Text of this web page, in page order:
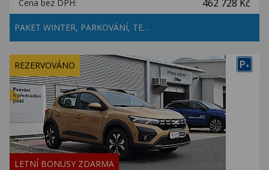
Cena bez DPH: 462 728 Kč
PAKET WINTER, PARKOVÁNÍ, TE…
P+
REZERVOVÁNO
LETNÍ BONUSY ZDARMA